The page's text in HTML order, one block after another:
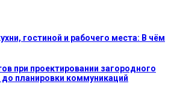
гостиной и рабочего места: В чём
при проектировании загородного
планировки коммуникаций